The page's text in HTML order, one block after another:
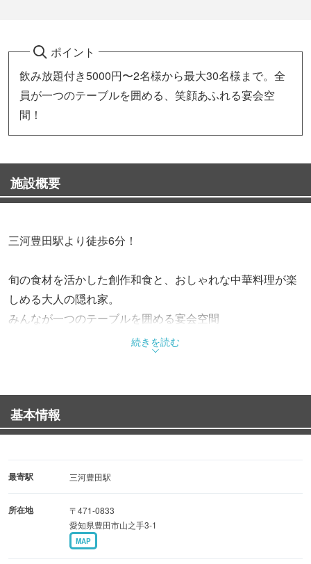
ポイント
飲み放題付き5000円〜2名様から最大30名様まで。全
員が一つのテーブルを囲める、笑顔あふれる宴会空
間！
施設概要
三河豊田駅より徒歩6分！
旬の食材を活かした創作和食と、おしゃれな中華料理が楽
しめる大人の隠れ家。
みんなが一つのテーブルを囲める宴会空間
少人数のお食事から、最大30名様までのご宴会に対応して
ルを囲んで全員が一緒にお楽しみいただけます。
広々としたテーブル席で、全員が同じ空間を囲んで、ゆっ
続きを読む
基本情報
最寄駅 三河豊田駅
所在地
〒471-0833
愛知県豊田市山之手3-1
MAP